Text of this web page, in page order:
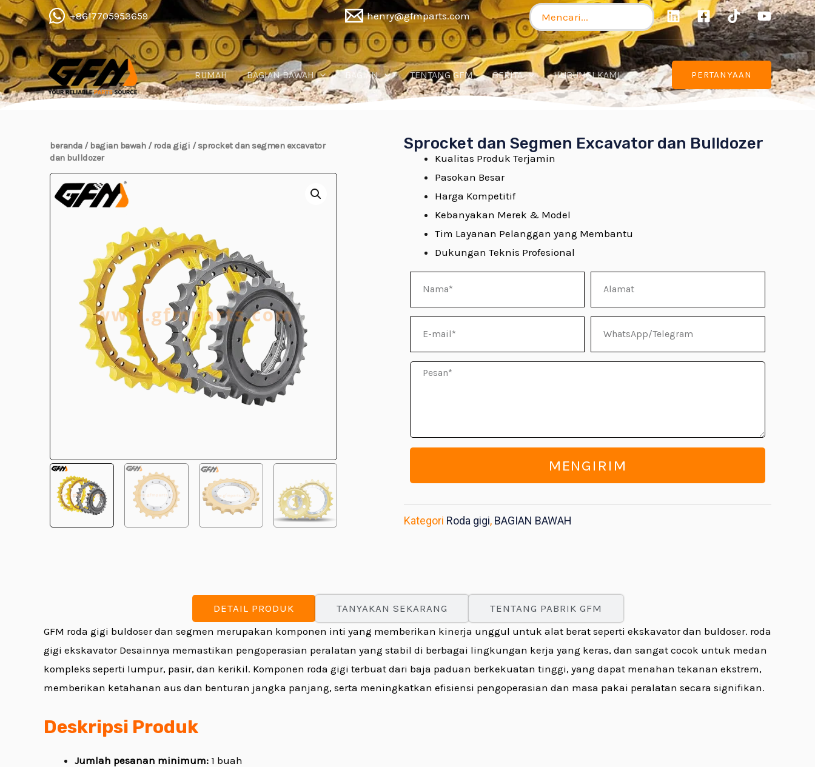
Lewati
ke
konten
+8617705953659 henry@gfmparts.com
Pencarian
untuk:
RUMAH BAGIAN BAWAH BAGIAN TENTANG GFM BERITA HUBUNGI KAMI PERTANYAAN
beranda/bagian bawah/roda gigi / sprocket dan segmen excavator
dan bulldozer
Sprocket dan Segmen Excavator dan Bulldozer
Kualitas Produk Terjamin
Pasokan Besar
Harga Kompetitif
Kebanyakan Merek & Model
Tim Layanan Pelanggan yang Membantu
Dukungan Teknis Profesional
Pesan
MENGIRIM
Kategori Roda gigi, BAGIAN BAWAH
DETAIL PRODUK TANYAKAN SEKARANG
TENTANG PABRIK GFM
GFM roda gigi buldoserdan segmen merupakan komponen inti yang memberikan kinerja unggul untuk alat berat seperti ekskavator dan buldoser. roda
gigi ekskavatorDesainnya memastikan pengoperasian peralatan yang stabil di berbagai lingkungan kerja yang keras, dan sangat cocok untuk medan
kompleks seperti lumpur, pasir, dan kerikil. Komponen roda gigi terbuat dari baja paduan berkekuatan tinggi, yang dapat menahan tekanan ekstrem,
memberikan ketahanan aus dan benturan jangka panjang, serta meningkatkan efisiensi pengoperasian dan masa pakai peralatan secara signifikan.
Deskripsi Produk
Jumlah pesanan minimum: 1 buah